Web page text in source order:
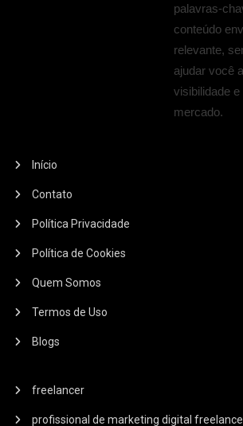
palavras-
conteúdo
relevante,
ajudar você
visibilidade
mercado.
Início
Contato
Política Privacidade
Política de Cookies
Quem Somos
Termos de Uso
Blogs
freelancer
profissional de marketing digital